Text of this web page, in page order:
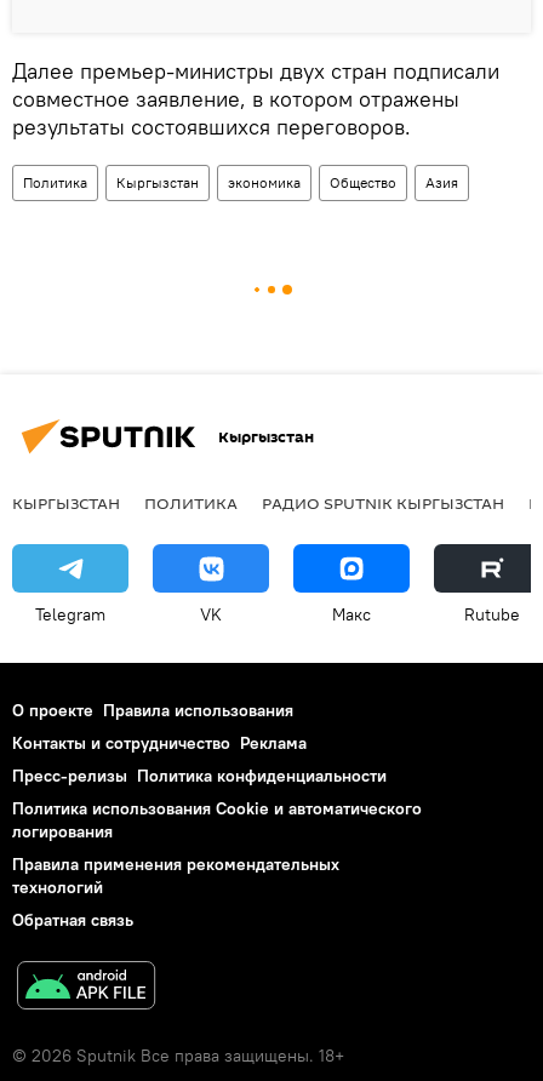
Далее премьер-министры двух стран подписали
совместное заявление, в котором отражены
результаты состоявшихся переговоров.
Политика Кыргызстан экономика Общество Азия
Кыргызстан
КЫРГЫЗСТАН ПОЛИТИКА РАДИО SPUTNIK КЫРГЫЗСТАН
Telegram VK Макс Rutube
О проекте Правила использования
Контакты и сотрудничество Реклама
Пресс-релизы Политика конфиденциальности
Политика использования Cookie и автоматического
логирования
Правила применения рекомендательных
технологий
Обратная связь
© 2026 Sputnik Все права защищены. 18+